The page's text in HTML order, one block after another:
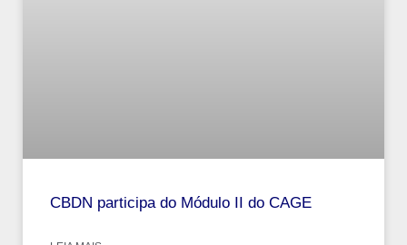
CBDN participa do Módulo II do CAGE